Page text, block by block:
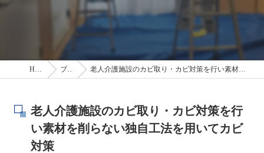
HOME ブログ 老人介護施設のカビ取り・カビ対策を行い素材を削らない独自工法を用いてカビ対策
老人介護施設のカビ取り・カビ対策を行
い素材を削らない独自工法を用いてカビ
対策